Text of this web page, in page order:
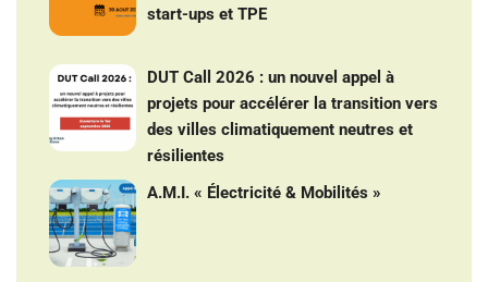
start-ups et TPE
DUT Call 2026 : un nouvel appel à
projets pour accélérer la transition vers
des villes climatiquement neutres et
résilientes
A.M.I. « Électricité & Mobilités »